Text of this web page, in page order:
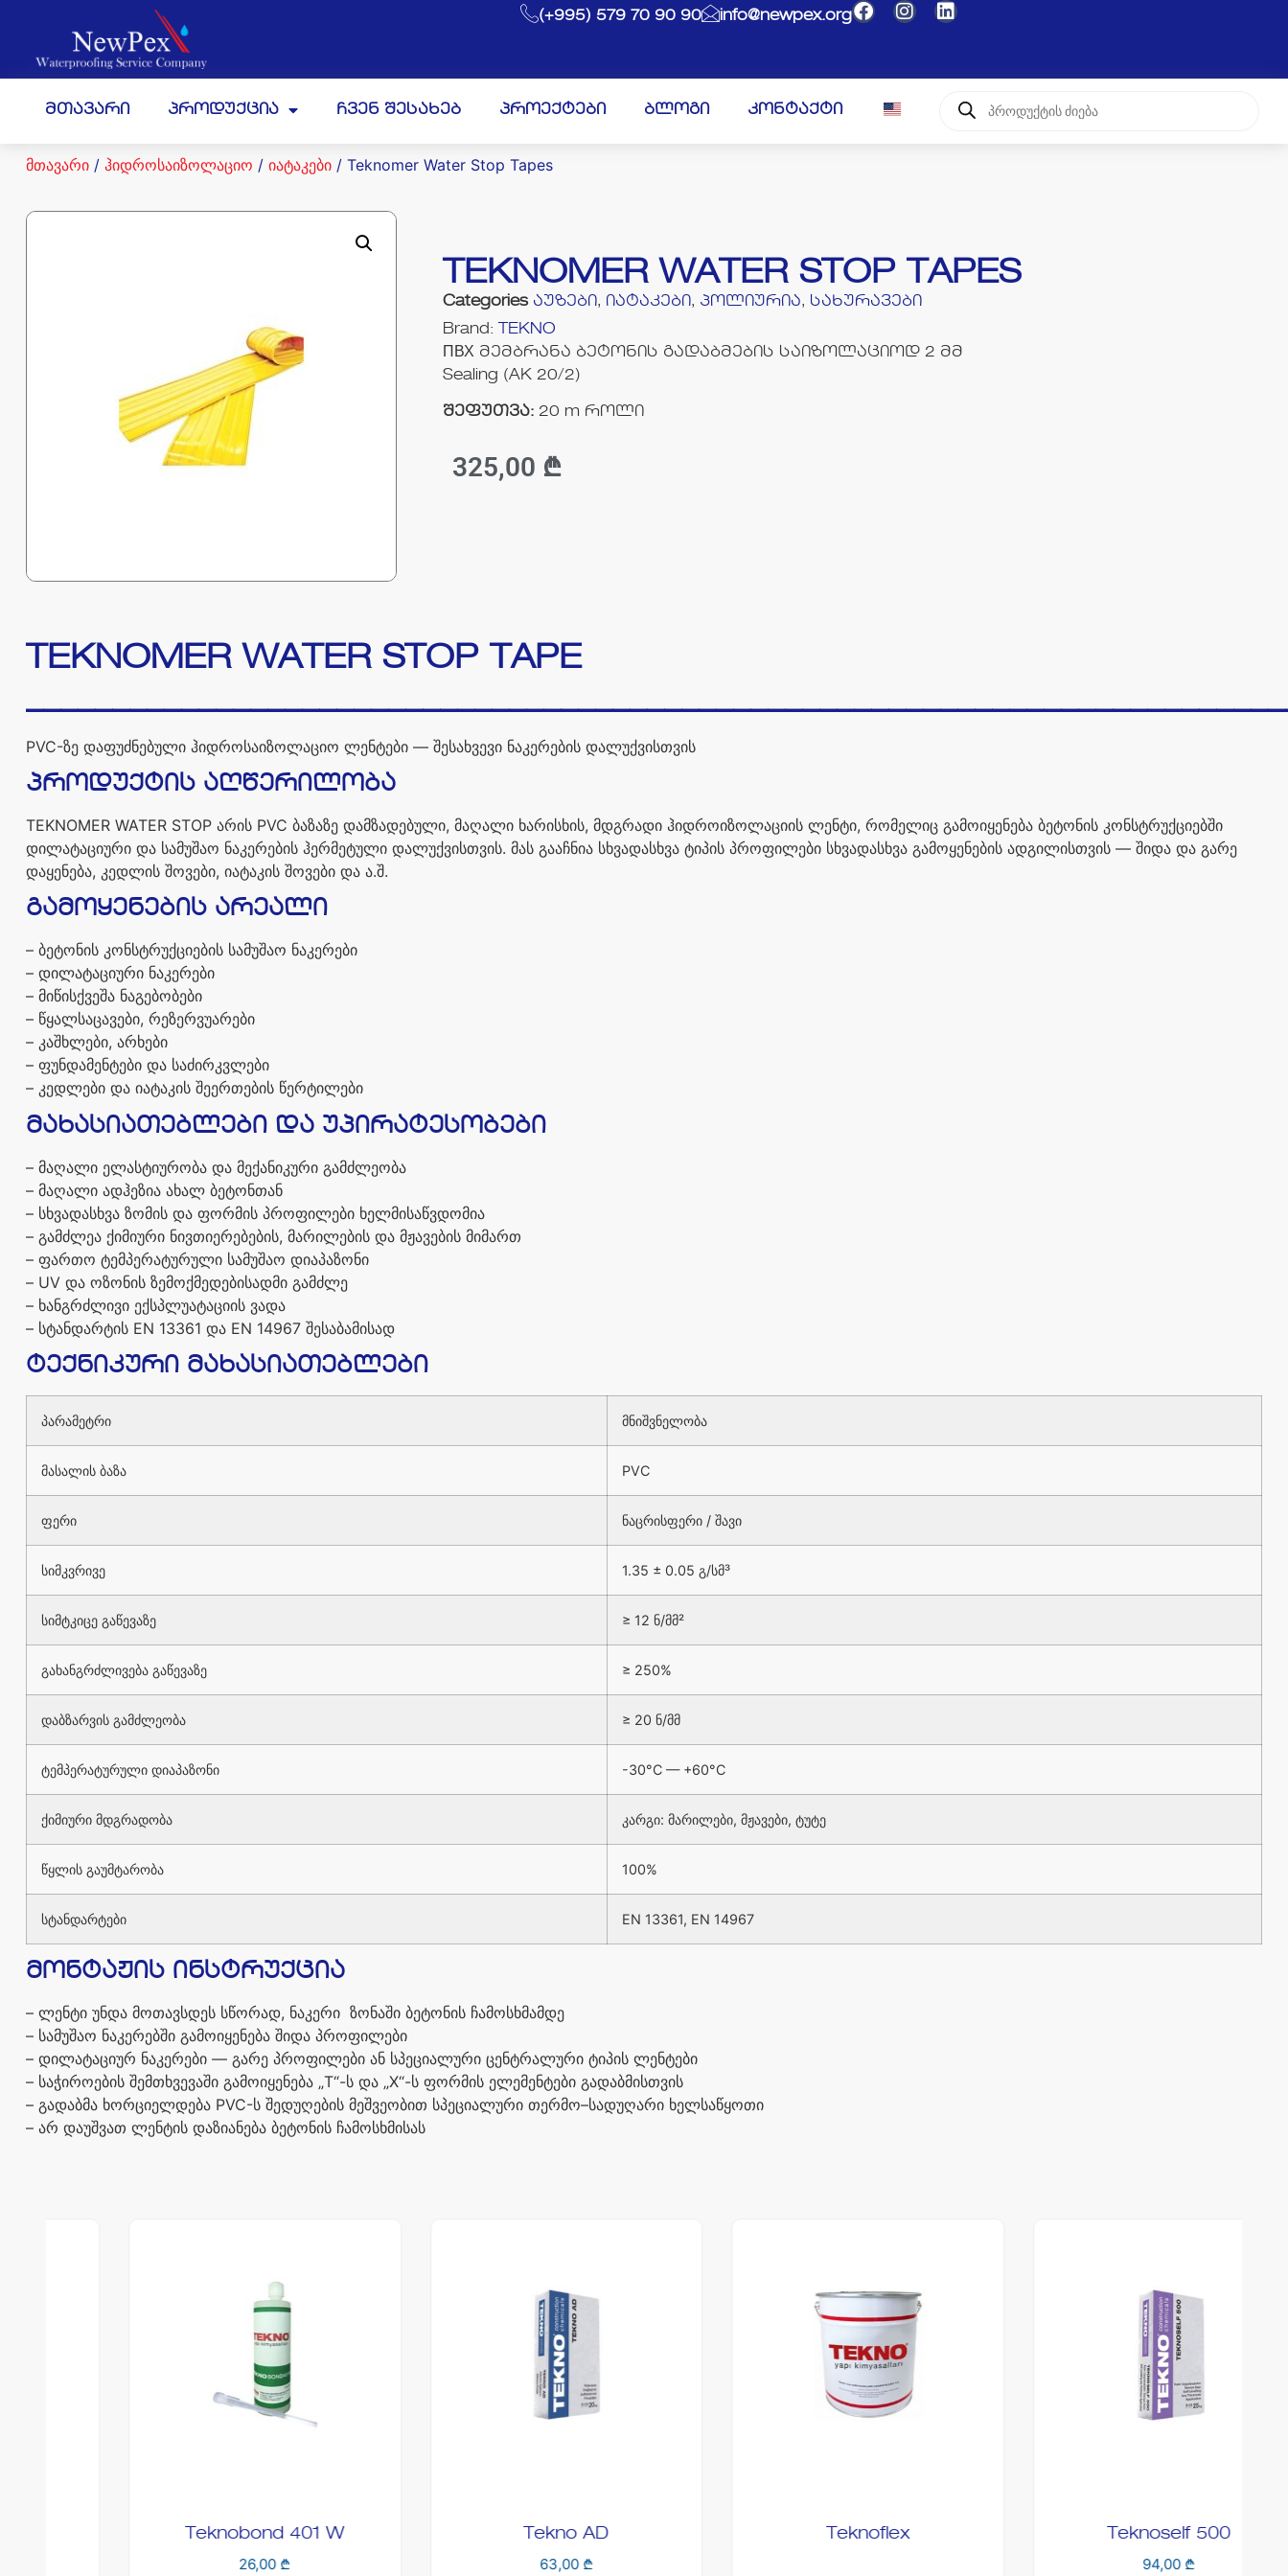
(+995) 579 70 90 90 info@newpex.org
მთავარი პროდუქცია ჩვენ შესახებ პროექტები ბლოგი კონტაქტი
მთავარი / ჰიდროსაიზოლაციო / იატაკები / Teknomer Water Stop Tapes
TEKNOMER WATER STOP TAPES
Categories აუზები, იატაკები, პოლიურია, სახურავები
Brand:
TEKNO
ПВХ მემბრანა ბეტონის გადაბმების საიზოლაციოდ 2 მმ
Sealing (AK 20/2)
შეფუთვა: 20 m როლი
325,00 ₾
TEKNOMER WATER STOP TAPE
PVC-ზე დაფუძნებული ჰიდროსაიზოლაციო ლენტები — შესახვევი ნაკერების დალუქვისთვის
პროდუქტის აღწერილობა
TEKNOMER WATER STOP არის PVC ბაზაზე დამზადებული, მაღალი ხარისხის, მდგრადი ჰიდროიზოლაციის ლენტი, რომელიც გამოიყენება ბეტონის კონსტრუქციებში
დილატაციური და სამუშაო ნაკერების ჰერმეტული დალუქვისთვის. მას გააჩნია სხვადასხვა ტიპის პროფილები სხვადასხვა გამოყენების ადგილისთვის — შიდა და გარე
დაყენება, კედლის შოვები, იატაკის შოვები და ა.შ.
გამოყენების არეალი
– ბეტონის კონსტრუქციების სამუშაო ნაკერები
– დილატაციური ნაკერები
– მიწისქვეშა ნაგებობები
– წყალსაცავები, რეზერვუარები
– კაშხლები, არხები
– ფუნდამენტები და საძირკვლები
– კედლები და იატაკის შეერთების წერტილები
მახასიათებლები და უპირატესობები
– მაღალი ელასტიურობა და მექანიკური გამძლეობა
– მაღალი ადჰეზია ახალ ბეტონთან
– სხვადასხვა ზომის და ფორმის პროფილები ხელმისაწვდომია
– გამძლეა ქიმიური ნივთიერებების, მარილების და მჟავების მიმართ
– ფართო ტემპერატურული სამუშაო დიაპაზონი
– UV და ოზონის ზემოქმედებისადმი გამძლე
– ხანგრძლივი ექსპლუატაციის ვადა
– სტანდარტის EN 13361 და EN 14967 შესაბამისად
ტექნიკური მახასიათებლები
პარამეტრი მნიშვნელობა
მასალის ბაზა PVC
ფერი ნაცრისფერი / შავი
სიმკვრივე 1.35 ± 0.05 გ/სმ³
სიმტკიცე გაწევაზე ≥ 12 ნ/მმ²
გახანგრძლივება გაწევაზე ≥ 250%
დაბზარვის გამძლეობა ≥ 20 ნ/მმ
ტემპერატურული დიაპაზონი -30°C — +60°C
ქიმიური მდგრადობა კარგი: მარილები, მჟავები, ტუტე
წყლის გაუმტარობა 100%
სტანდარტები EN 13361, EN 14967
მონტაჟის ინსტრუქცია
– ლენტი უნდა მოთავსდეს სწორად, ნაკერი ზონაში ბეტონის ჩამოსხმამდე
– სამუშაო ნაკერებში გამოიყენება შიდა პროფილები
– დილატაციურ ნაკერები — გარე პროფილები ან სპეციალური ცენტრალური ტიპის ლენტები
– საჭიროების შემთხვევაში გამოიყენება „T“-ს და „X“-ს ფორმის ელემენტები გადაბმისთვის
– გადაბმა ხორციელდება PVC-ს შედუღების მეშვეობით სპეციალური თერმო–სადუღარი ხელსაწყოთი
– არ დაუშვათ ლენტის დაზიანება ბეტონის ჩამოსხმისას
Teknobond 401 W Tekno AD Teknoself 500